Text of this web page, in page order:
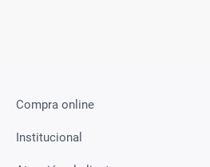
Compra online
Institucional